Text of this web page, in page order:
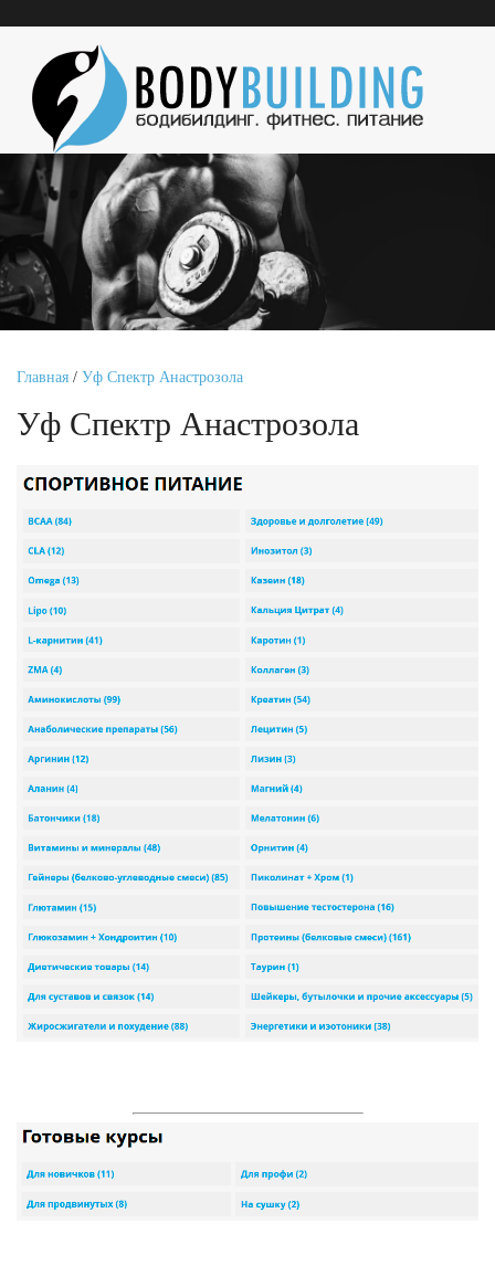
Главная / Уф Спектр Анастрозола
Уф Спектр Анастрозола